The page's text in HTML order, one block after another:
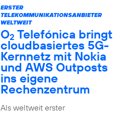
ERSTER
TELEKOMMUNIKATIONSANBIETER
WELTWEIT
O2 Telefónica bringt
cloudbasiertes 5G-
Kernnetz mit Nokia
und AWS Outposts
ins eigene
Rechenzentrum
Als weltweit erster